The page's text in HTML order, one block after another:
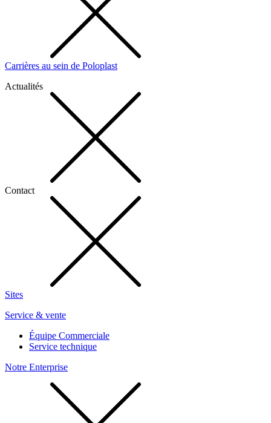
Carrières au sein de Poloplast
Actualités
Contact
Sites
Service & vente
Équipe Commerciale
Service technique
Notre Enterprise